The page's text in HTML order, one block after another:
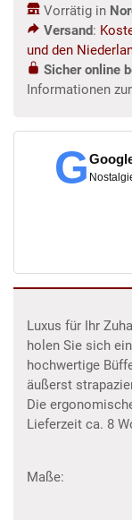
Vorrätig in
Versand:
und den
Sicher online
Informationen
G
Luxus für Ihr
holen Sie sich
hochwertige
äußerst
Die
Lieferzeit ca. 8
Maße: